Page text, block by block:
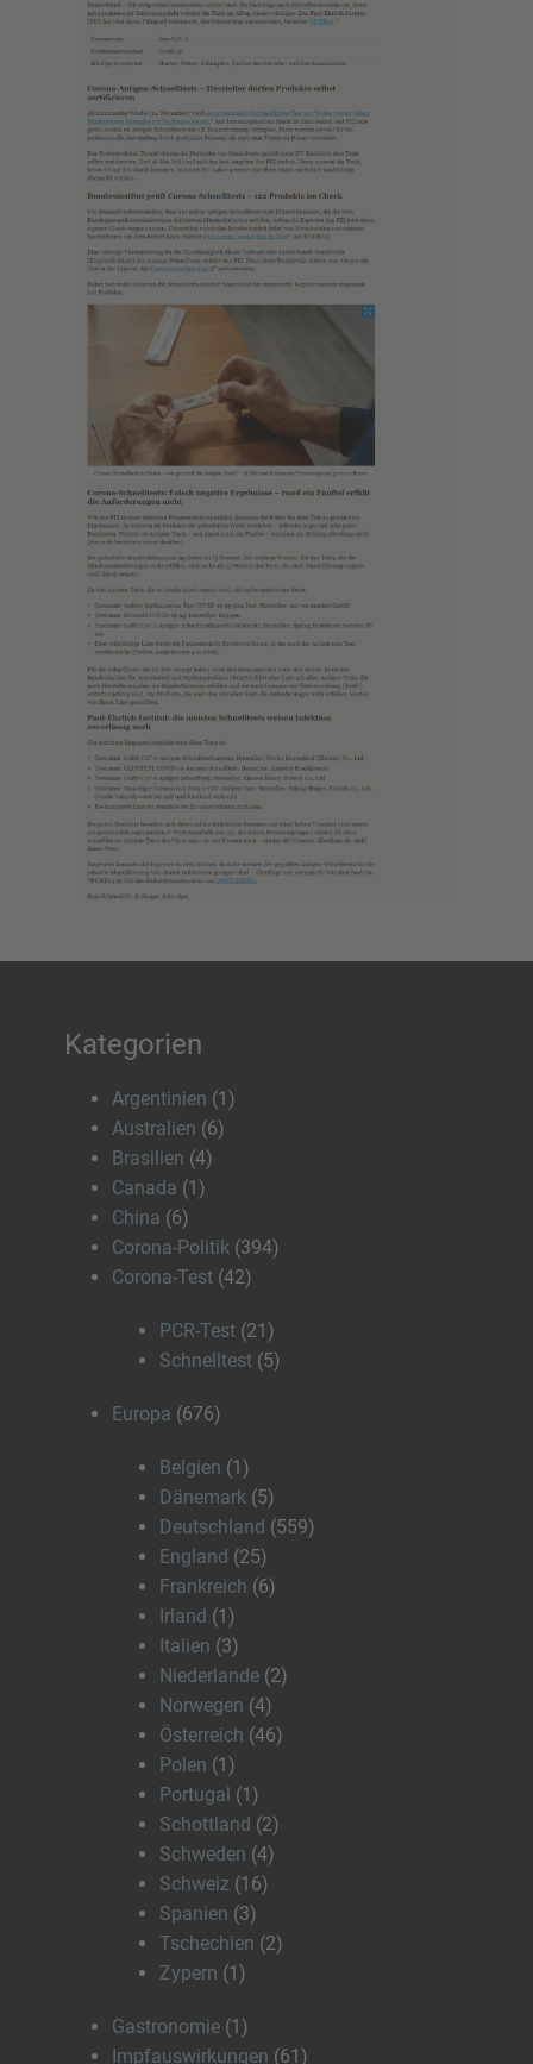
Kategorien
Argentinien (1)
Australien (6)
Brasilien (4)
Canada (1)
China (6)
Corona-Politik (394)
Corona-Test (42)
PCR-Test (21)
Schnelltest (5)
Europa (676)
Belgien (1)
Dänemark (5)
Deutschland (559)
England (25)
Frankreich (6)
Irland (1)
Italien (3)
Niederlande (2)
Norwegen (4)
Österreich (46)
Polen (1)
Portugal (1)
Schottland (2)
Schweden (4)
Schweiz (16)
Spanien (3)
Tschechien (2)
Zypern (1)
Gastronomie (1)
Impfauswirkungen (61)